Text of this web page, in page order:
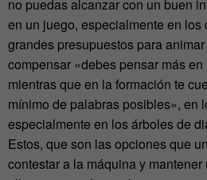
no puedas alcanzar con un buen
en un juego, especialmente en los
grandes presupuestos para
compensar «debes pensar más
mientras que en la formación te
mínimo de palabras posibles», en
especialmente en los árboles de
Estos, que son las opciones que
contestar a la máquina y